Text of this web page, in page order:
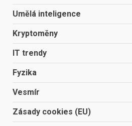
Umělá inteligence
Kryptoměny
IT trendy
Fyzika
Vesmír
Zásady cookies (EU)